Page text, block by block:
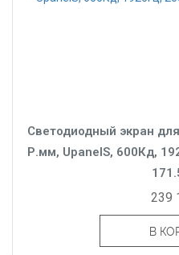
Светодиодный экран
Р.мм, UpanelS, 600Кд,
239
В